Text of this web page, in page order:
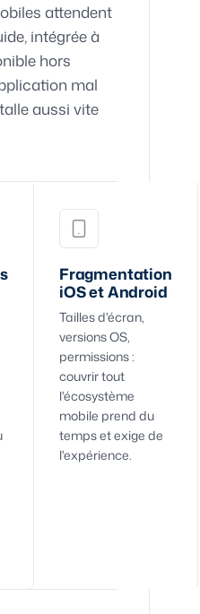
attendent
intégrée à
hors
mal
aussi vite
Fragmentation
iOS et Android
Tailles d'écran,
versions OS,
permissions :
couvrir tout
l'écosystème
mobile prend du
temps et exige de
l'expérience.